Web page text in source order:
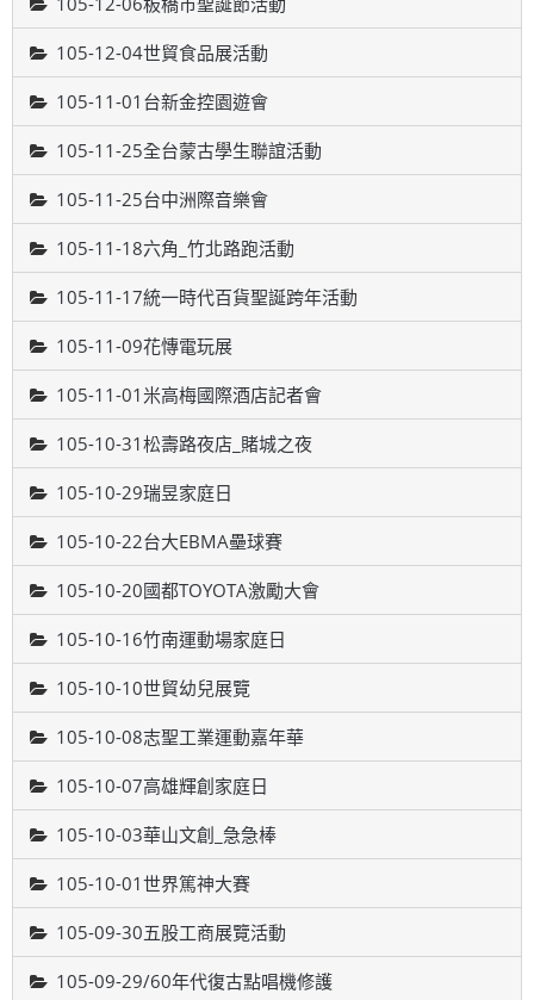
105-12-04世貿食品展活動
105-11-01台新金控園遊會
105-11-25全台蒙古學生聯誼活動
105-11-25台中洲際音樂會
105-11-18六角_竹北路跑活動
105-11-17統一時代百貨聖誕跨年活動
105-11-09花慱電玩展
105-11-01米高梅國際酒店記者會
105-10-31松壽路夜店_賭城之夜
105-10-29瑞昱家庭日
105-10-22台大EBMA壘球賽
105-10-20國都TOYOTA激勵大會
105-10-16竹南運動場家庭日
105-10-10世貿幼兒展覽
105-10-08志聖工業運動嘉年華
105-10-07高雄輝創家庭日
105-10-03華山文創_急急棒
105-10-01世界篤神大賽
105-09-30五股工商展覽活動
105-09-29/60年代復古點唱機修護